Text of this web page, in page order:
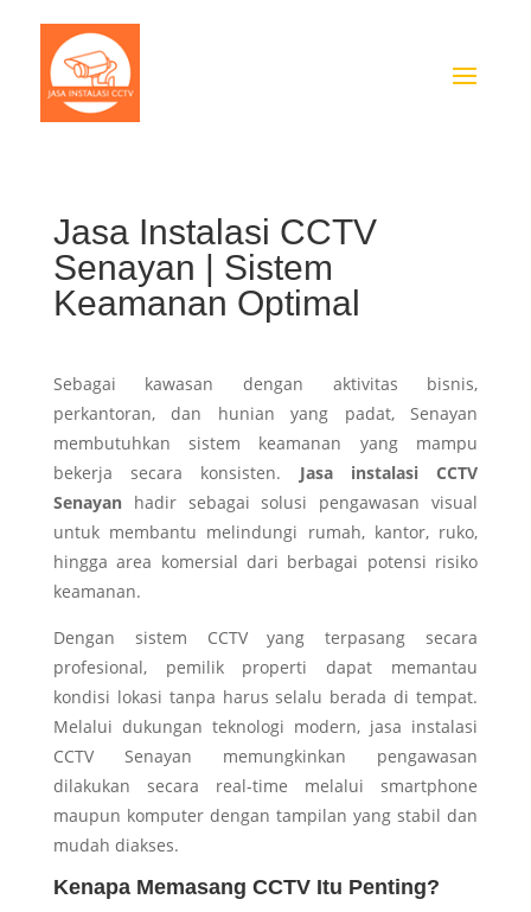
Jasa Instalasi CCTV
Senayan | Sistem
Keamanan Optimal
Sebagai kawasan dengan aktivitas bisnis,
perkantoran, dan hunian yang padat, Senayan
membutuhkan sistem keamanan yang mampu
bekerja secara konsisten. Jasa instalasi CCTV
Senayanhadir sebagai solusi pengawasan visual
untuk membantu melindungi rumah, kantor, ruko,
hingga area komersial dari berbagai potensi risiko
keamanan.
Dengan sistem CCTV yang terpasang secara
profesional, pemilik properti dapat memantau
kondisi lokasi tanpa harus selalu berada di tempat.
Melalui dukungan teknologi modern, jasa instalasi
CCTV Senayan memungkinkan pengawasan
dilakukan secara real-time melalui smartphone
maupun komputer dengan tampilan yang stabil dan
mudah diakses.
Kenapa Memasang CCTV Itu Penting?